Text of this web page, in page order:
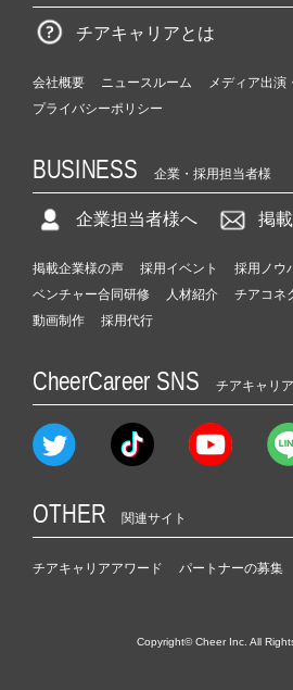
チアキャリアとは
会社概要 ニュースルーム
メディア出演
プライバシーポリシー
BUSINESS 企業・採用担当者様
企業担当者様へ 掲
掲載企業様の声 採用イベント 採用ノウ
ベンチャー合同研修
人材紹介 チアコネ
動画制作
採用代行
CheerCareer SNS チアキャリ
OTHER 関連サイト
チアキャリアアワード パートナーの募集
Copyright© Cheer Inc. All